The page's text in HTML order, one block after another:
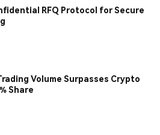
RFQ Protocol for Secure
Volume Surpasses Crypto
Share